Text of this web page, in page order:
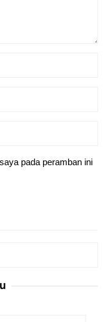
pada peramban ini